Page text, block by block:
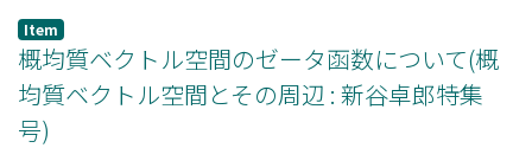
Item
概均質ベクトル空間のゼータ函数について(概
均質ベクトル空間とその周辺 : 新谷卓郎特集
号)